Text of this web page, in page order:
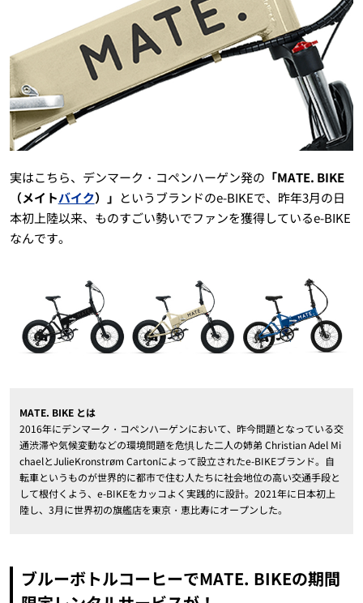
実はこちら、デンマーク・コペンハーゲン発の 「MATE. BIKE
（メイトバイク）」 というブランドのe-BIKEで、昨年3月の日
本初上陸以来、ものすごい勢いでファンを獲得しているe-BIKE
なんです。
MATE. BIKE とは
2016年にデンマーク・コペンハーゲンにおいて、昨今問題となっている交
通渋滞や気候変動などの環境問題を危惧した二人の姉弟 Christian Adel Mi
chaelとJulieKronstrøm Cartonによって設立されたe-BIKEブランド。自
転車というものが世界的に都市で住む人たちに社会地位の高い交通手段と
して根付くよう、e-BIKEをカッコよく実践的に設計。2021年に日本初上
陸し、3月に世界初の旗艦店を東京・恵比寿にオープンした。
ブルーボトルコーヒーでMATE. BIKEの期間